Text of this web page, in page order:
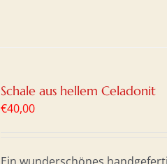
Schale aus hellem Celadonit
€40,00